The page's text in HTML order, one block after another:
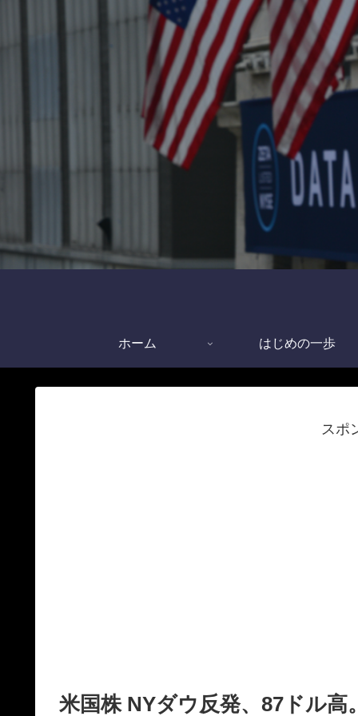
ホーム はじめの一歩
スポ
米国株 NYダウ反発、87ドル高